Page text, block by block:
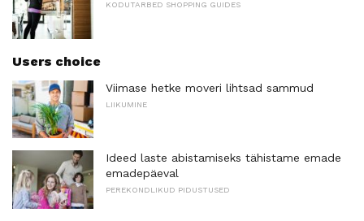
KODUTARBED SHOPPING GUIDES
Users choice
Viimase hetke moveri lihtsad sammud
LIIKUMINE
Ideed laste abistamiseks tähistame emade
emadepäeval
PEREKONDLIKUD PIDUSTUSED